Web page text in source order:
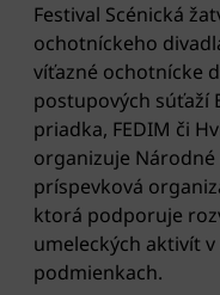
Festival Scénická
ochotníckeho
víťazné ochotnícke
postupových súťaží
priadka, FEDIM či
organizuje
príspevková
ktorá podporuje
umeleckých aktivít
podmienkach.